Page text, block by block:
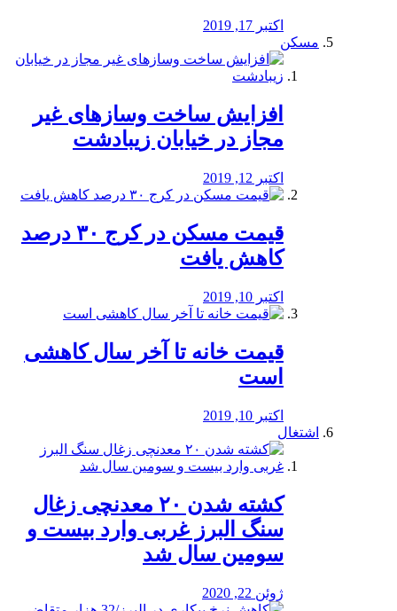
اکتبر 17, 2019
مسکن
افزایش ساخت وسازهای غیر
مجاز در خیابان زیبادشت
اکتبر 12, 2019
️قیمت مسکن در کرج ۳۰ درصد
کاهش یافت
اکتبر 10, 2019
قیمت خانه تا آخر سال کاهشی
است
اکتبر 10, 2019
اشتغال
کشته شدن ۲۰ معدنچی زغال
سنگ البرز غربی وارد بیست و
سومین سال شد
ژوئن 22, 2020